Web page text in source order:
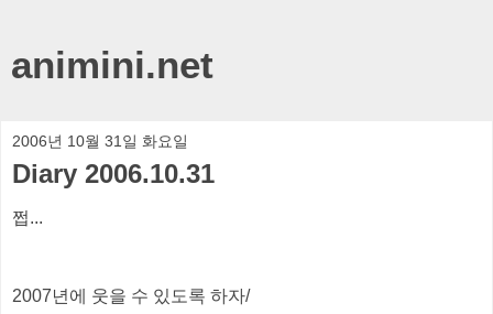
animini.net
2006년 10월 31일 화요일
Diary 2006.10.31
쩝...
2007년에 웃을 수 있도록 하자/